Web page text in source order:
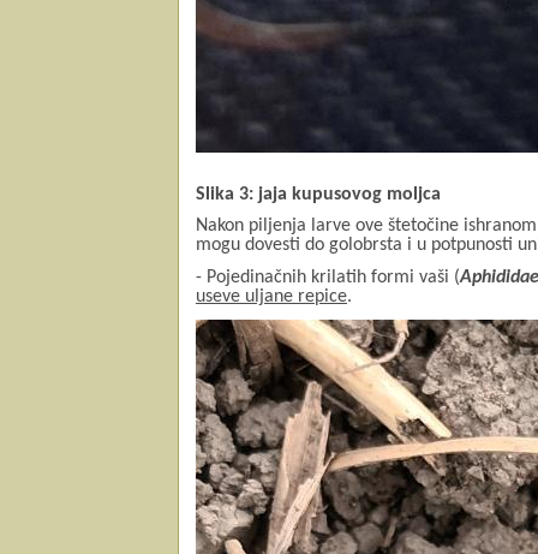
Slika 3: jaja kupusovog moljca
Nakon piljenja larve ove štetočine
mogu dovesti do golobrsta i u potpunosti
- Pojedinačnih krilatih formi vaši (Aphididae
useve uljane repice.